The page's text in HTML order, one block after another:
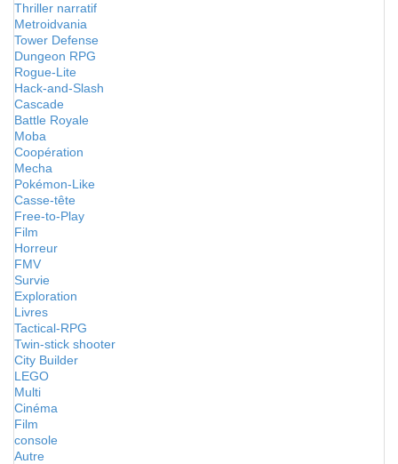
Thriller narratif
Metroidvania
Tower Defense
Dungeon RPG
Rogue-Lite
Hack-and-Slash
Cascade
Battle Royale
Moba
Coopération
Mecha
Pokémon-Like
Casse-tête
Free-to-Play
Film
Horreur
FMV
Survie
Exploration
Livres
Tactical-RPG
Twin-stick shooter
City Builder
LEGO
Multi
Cinéma
Film
console
Autre